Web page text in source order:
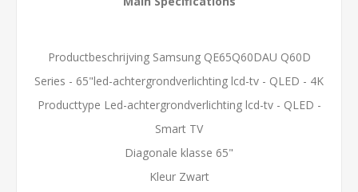
Productbeschrijving Samsung QE65Q60DAU Q60D
Series - 65"led-achtergrondverlichting lcd-tv - QLED - 4K
Producttype Led-achtergrondverlichting lcd-tv - QLED -
Smart TV
Diagonale klasse 65"
Kleur Zwart